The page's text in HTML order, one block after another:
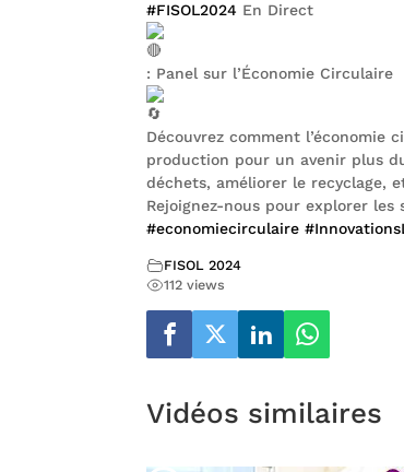
#FISOL2024 En Direct
: Panel sur l’Économie Circulaire
Découvrez comment
production pour un avenir plus
déchets, améliorer le recyclage,
Rejoignez-nous pour explorer
#economiecirculaire
FISOL 2024
112 views
Vidéos similaires